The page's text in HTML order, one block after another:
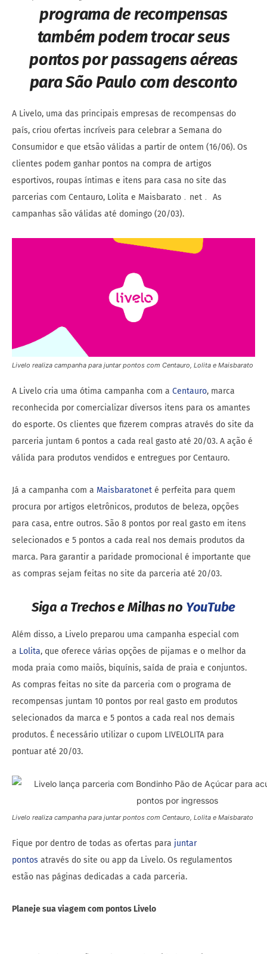
programa de recompensas
também podem trocar seus
pontos por passagens aéreas
para São Paulo com desconto
A Livelo, uma das principais empresas de recompensas do
país, criou ofertas incríveis para celebrar a Semana do
Consumidor e que etsão válidas a partir de ontem (16/06). Os
clientes podem ganhar pontos na compra de artigos
esportivos, roupas íntimas e itens para casa no site das
parcerias com Centauro, Lolita e Maisbarato﹒net﹒ As
campanhas são válidas até domingo (20/03).
Livelo realiza campanha para juntar pontos com Centauro, Lolita e Maisbarato
A Livelo cria uma ótima campanha com a Centauro, marca
reconhecida por comercializar diversos itens para os amantes
do esporte. Os clientes que fizerem compras através do site da
parceria juntam 6 pontos a cada real gasto até 20/03. A ação é
válida para produtos vendidos e entregues por Centauro.
Já a campanha com a Maisbaratonet é perfeita para quem
procura por artigos eletrônicos, produtos de beleza, opções
para casa, entre outros. São 8 pontos por real gasto em itens
selecionados e 5 pontos a cada real nos demais produtos da
marca. Para garantir a paridade promocional é importante que
as compras sejam feitas no site da parceria até 20/03.
Siga a Trechos e Milhas no YouTube
Além disso, a Livelo preparou uma campanha especial com
a Lolita, que oferece várias opções de pijamas e o melhor da
moda praia como maiôs, biquínis, saída de praia e conjuntos.
As compras feitas no site da parceria com o programa de
recompensas juntam 10 pontos por real gasto em produtos
selecionados da marca e 5 pontos a cada real nos demais
produtos. É necessário utilizar o cupom LIVELOLITA para
pontuar até 20/03.
Livelo realiza campanha para juntar pontos com Centauro, Lolita e Maisbarato
Fique por dentro de todas as ofertas para juntar
pontos através do site ou app da Livelo. Os regulamentos
estão nas páginas dedicadas a cada parceria.
Planeje sua viagem com pontos Livelo